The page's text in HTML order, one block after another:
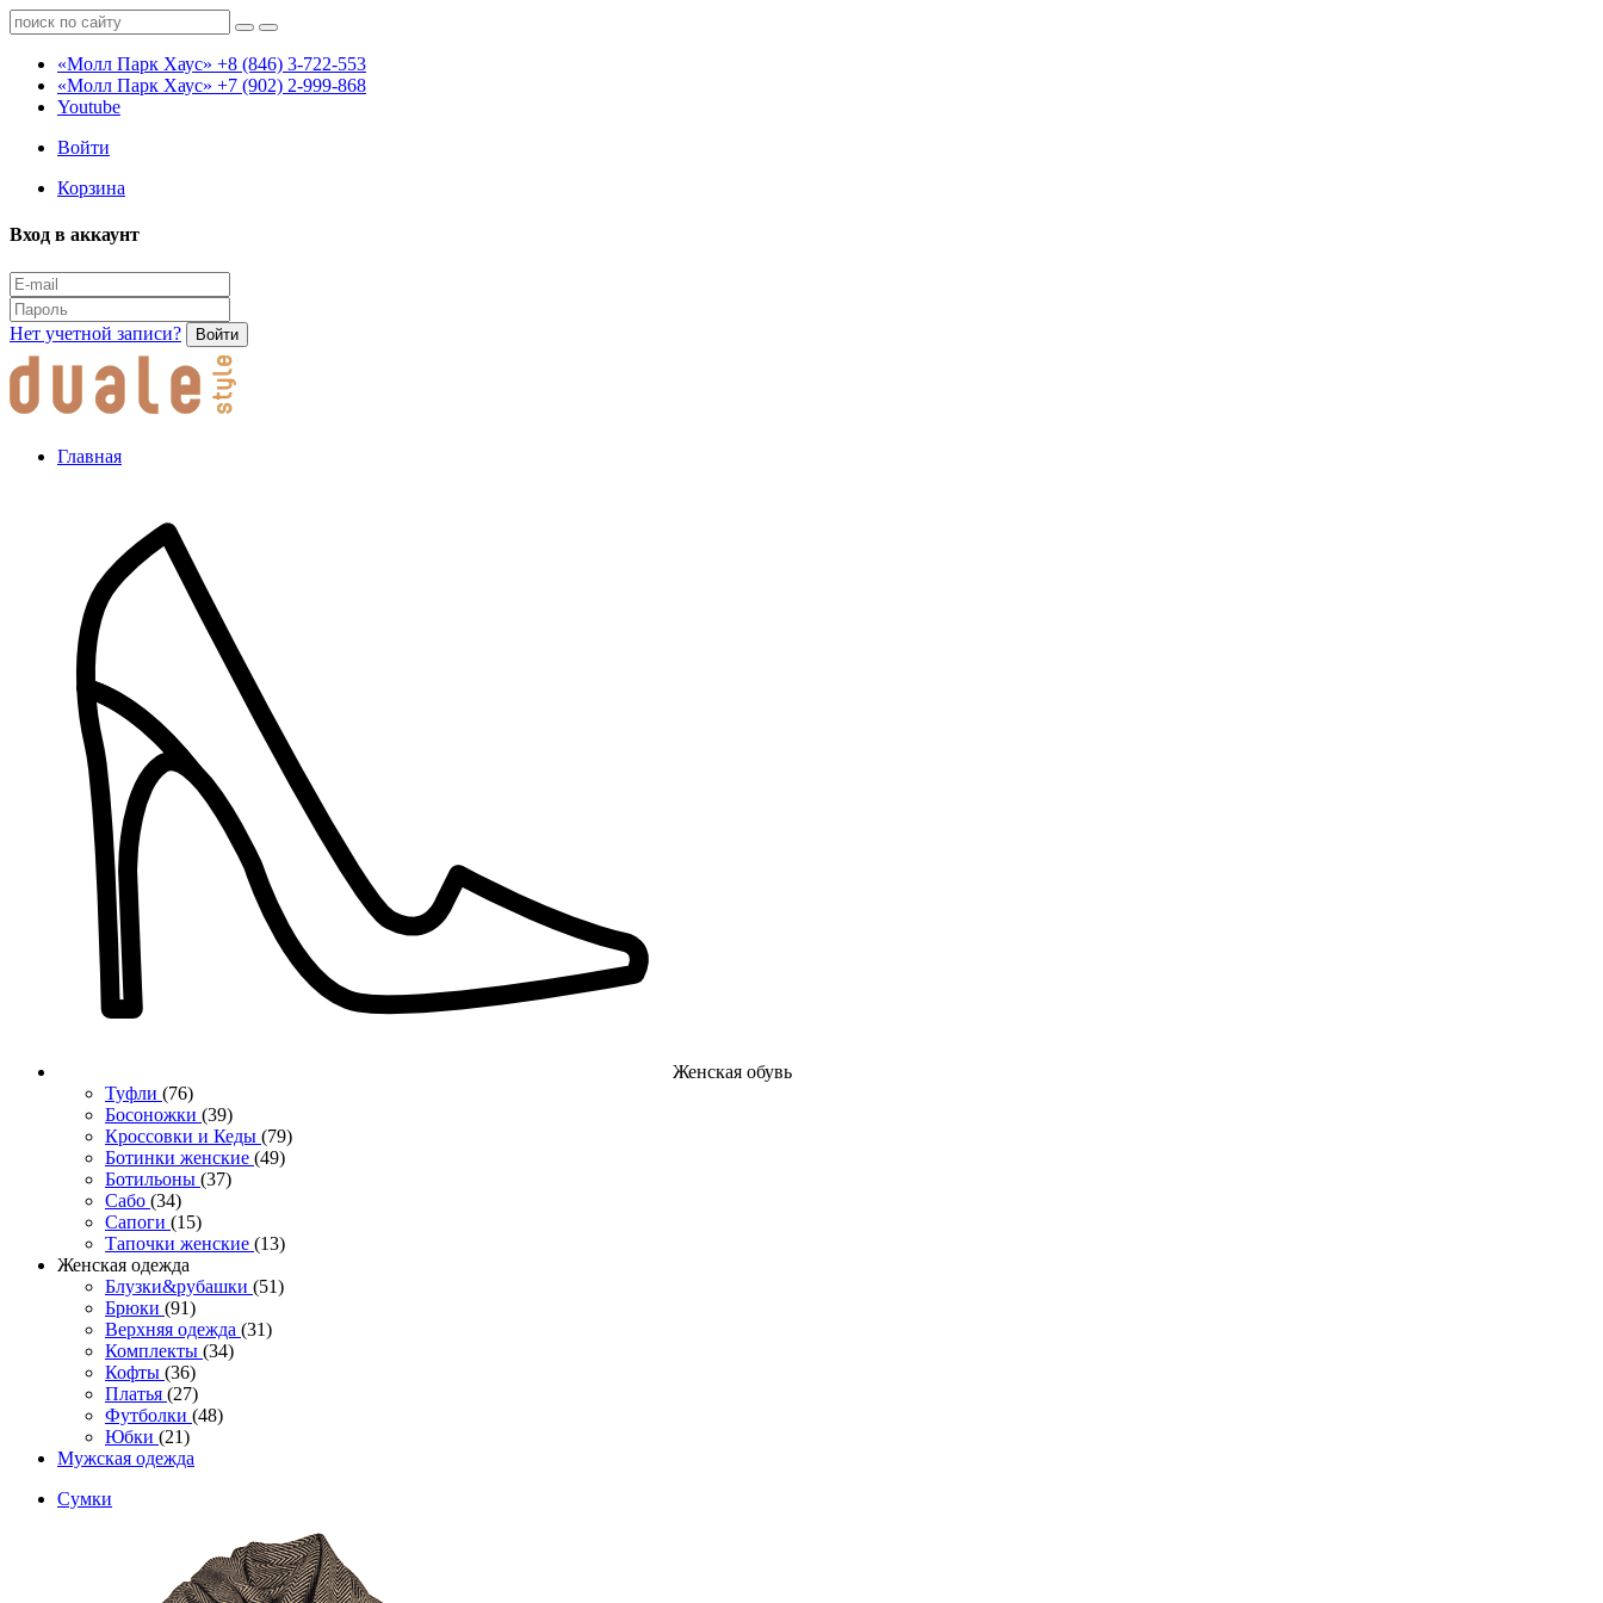
«Молл Парк Хаус» +8 (846) 3-722-553
«Молл Парк Хаус» +7 (902) 2-999-868
Youtube
Войти
Корзина
Вход в аккаунт
Нет учетной записи? Войти
Главная
Женcкая обувь
Туфли (76)
Босоножки (39)
Кроссовки и Кеды (79)
Ботинки женские (49)
Ботильоны (37)
Сабо (34)
Сапоги (15)
Тапочки женские (13)
Женская одежда
Блузки&рубашки (51)
Брюки (91)
Верхняя одежда (31)
Комплекты (34)
Кофты (36)
Платья (27)
Футболки (48)
Юбки (21)
Мужская одежда
Сумки